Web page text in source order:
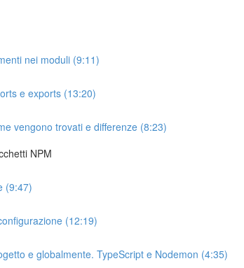
nei moduli (9:11)
e exports (13:20)
vengono trovati e differenze (8:23)
NPM
(9:47)
(12:19)
e globalmente. TypeScript e Nodemon (4:35)